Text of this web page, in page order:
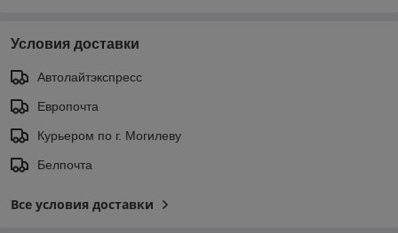
Условия доставки
Автолайтэкспресс
Европочта
Курьером по г. Могилеву
Белпочта
Все условия доставки